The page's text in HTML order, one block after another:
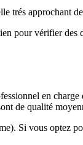
trés approchant
pour vérifier des
en
de qualité
Si vous optez